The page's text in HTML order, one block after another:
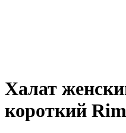
Халат
короткий